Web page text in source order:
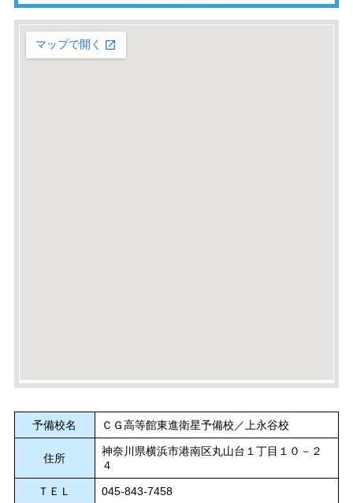
予備校名 ＣＧ高等館東進衛星予備校／上永谷校
住所
神奈川県横浜市港南区丸山台１丁目１０－２
４
ＴＥＬ 045-843-7458